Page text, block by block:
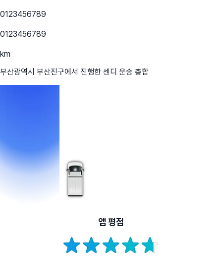
0123456789
0123456789
km
부산광역시 부산진구에서 진행한 센디 운송 총합
앱 평점